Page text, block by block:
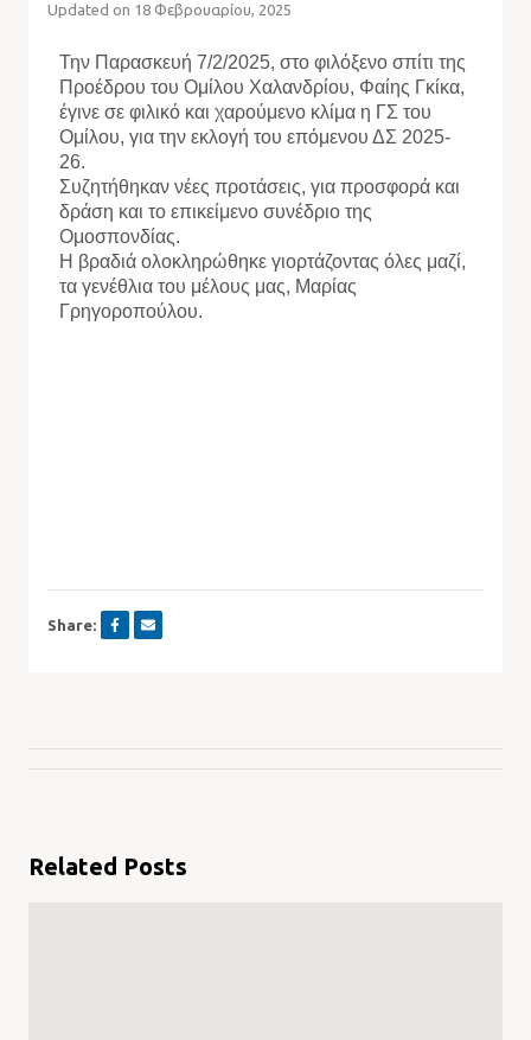
Updated on 18 Φεβρουαρίου, 2025
Την Παρασκευή 7/2/2025, στο φιλόξενο σπίτι της
Προέδρου του Ομίλου Χαλανδρίου, Φαίης Γκίκα,
έγινε σε φιλικό και χαρούμενο κλίμα η ΓΣ του
Ομίλου, για την εκλογή του επόμενου ΔΣ 2025-
26.
Συζητήθηκαν νέες προτάσεις, για προσφορά και
δράση και το επικείμενο συνέδριο της
Ομοσπονδίας.
Η βραδιά ολοκληρώθηκε γιορτάζοντας όλες μαζί,
τα γενέθλια του μέλους μας, Μαρίας
Γρηγοροπούλου.
Share:
Related Posts